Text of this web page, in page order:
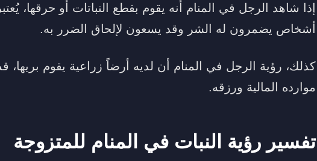
إذا شاهد الرجل في المنام أنه يقوم بقطع النباتات أو حرقها،
أشخاص يضمرون له الشر وقد يسعون لإلحاق الضرر به.
كذلك، رؤية الرجل في المنام أن لديه أرضاً زراعية يقوم
موارده المالية ورزقه.
تفسير رؤية النبات في المنام للمتزوجة